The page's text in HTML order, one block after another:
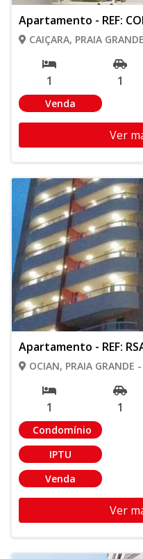
Apartamento - REF:
CAIÇARA, PRAIA
1 1
Venda
Ver
Apartamento - REF:
OCIAN, PRAIA GRANDE -
1 1
Condomínio
IPTU
Venda
Ver